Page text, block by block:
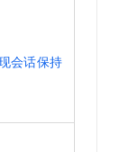
会话保持